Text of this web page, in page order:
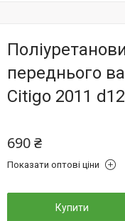
переднього
Citigo 2011
690 ₴
Показати оптові ціни
Купити